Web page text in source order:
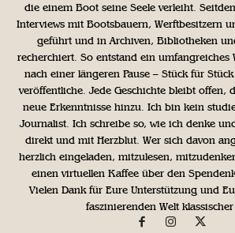
die einem Boot seine Seele verleiht.
Interviews mit Bootsbauern, Werftbesitzern
geführt und in Archiven, Bibliotheken
recherchiert. So entstand ein umfangreiches
nach einer längeren Pause – Stück für
veröffentliche. Jede Geschichte bleibt offen,
neue Erkenntnisse hinzu. Ich bin kein
Journalist. Ich schreibe so, wie ich denke
direkt und mit Herzblut. Wer sich davon
herzlich eingeladen, mitzulesen,
einen virtuellen Kaffee über den
Vielen Dank für Eure Unterstützung und
faszinierenden Welt klassischer